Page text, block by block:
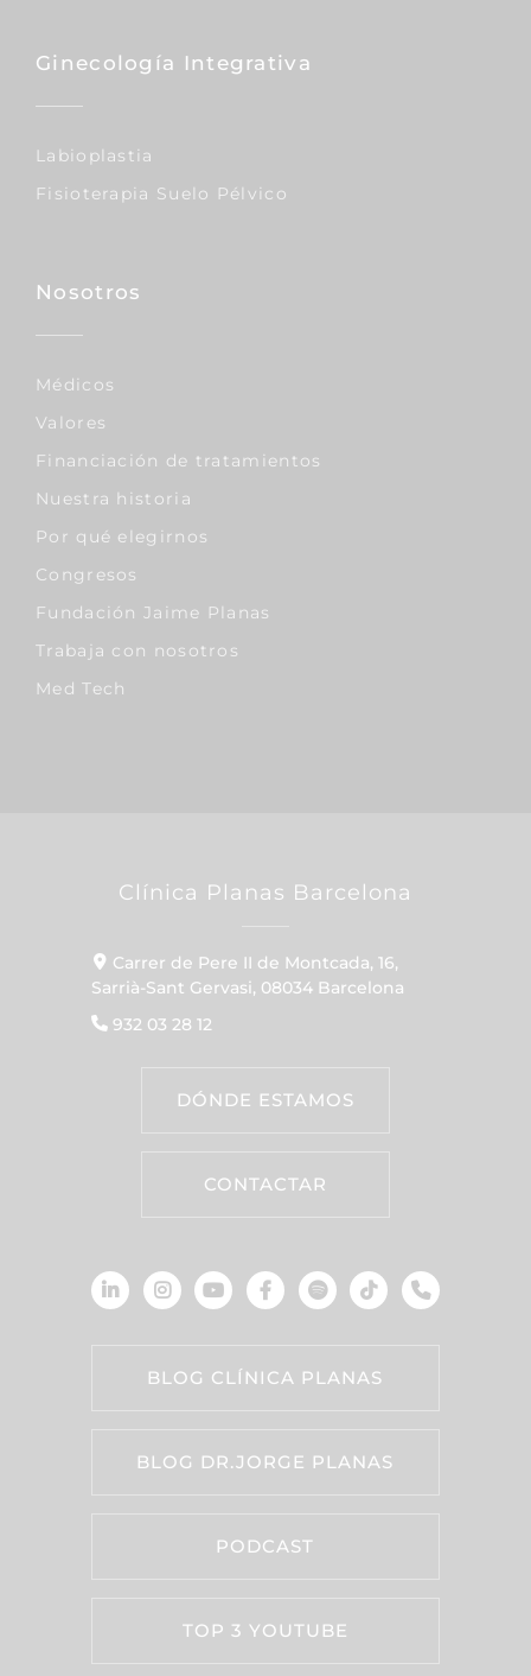
Ginecología Integrativa
Labioplastia
Fisioterapia Suelo Pélvico
Nosotros
Médicos
Valores
Financiación de tratamientos
Nuestra historia
Por qué elegirnos
Congresos
Fundación Jaime Planas
Trabaja con nosotros
Med Tech
Clínica Planas Barcelona
Carrer de Pere II de Montcada, 16,
Sarrià-Sant Gervasi, 08034 Barcelona
932 03 28 12
DÓNDE ESTAMOS
CONTACTAR
BLOG CLÍNICA PLANAS
BLOG DR.JORGE PLANAS
PODCAST
TOP 3 YOUTUBE